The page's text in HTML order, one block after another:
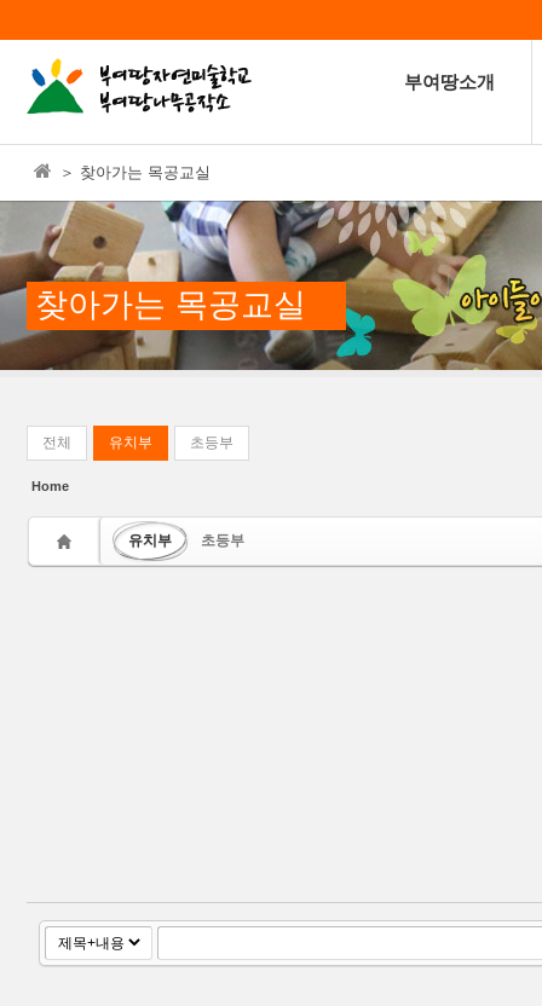
부여땅소개
＞ 찾아가는 목공교실
찾아가는 목공교실
전체 유치부 초등부
Home
유치부 초등부
Sketchbook5, 스케치북5
Sketchbook5, 스케치북5